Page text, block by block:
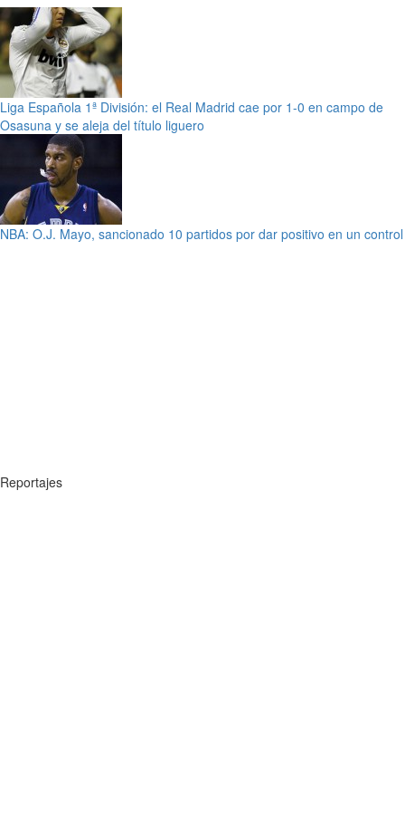
Liga Española 1ª División: el Real Madrid cae por 1-0 en campo de
Osasuna y se aleja del título liguero
NBA: O.J. Mayo, sancionado 10 partidos por dar positivo en un control
Reportajes